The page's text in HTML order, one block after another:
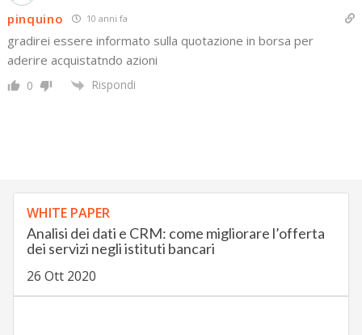
pinquino 10 anni fa
gradirei essere informato sulla quotazione in borsa per
aderire acquistatndo azioni
0 Rispondi
WHITE PAPER
Analisi dei dati e CRM: come migliorare l’offerta
dei servizi negli istituti bancari
26 Ott 2020